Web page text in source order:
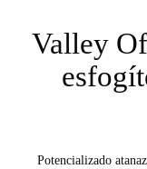
Valley
Potencializado